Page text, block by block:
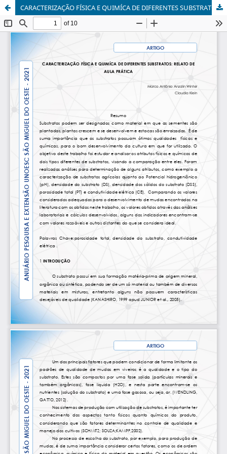
CARACTERIZAÇÃO FÍSICA E QUIMÍCA DE DIFERENTES SUBSTRATOS: RELATO DE AULA PRÁTICA